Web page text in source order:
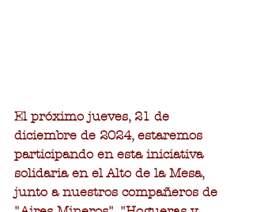
El próximo jueves, 21 de
diciembre de 2024, estaremos
participando en esta iniciativa
solidaria en el Alto de la Mesa,
junto a nuestros compañeros de